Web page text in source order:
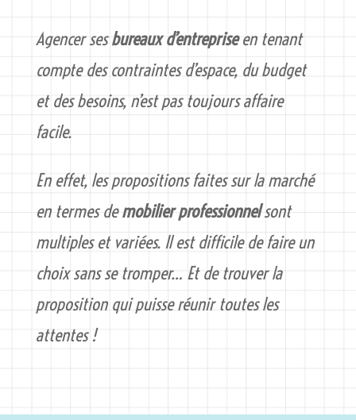
Agencer sesbureaux d’entrepriseen tenant
compte des contraintes d’espace, du budget
et des besoins, n’est pas toujours affaire
facile.
En effet, les propositions faites sur la marché
en termes demobilier professionnelsont
multiples et variées. Il est difficile de faire un
choix sans se tromper… Et de trouver la
proposition qui puisse réunir toutes les
attentes !